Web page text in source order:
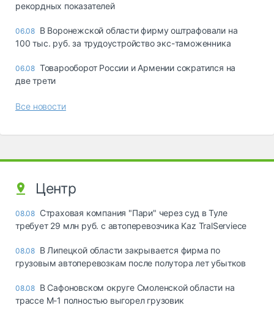
рекордных показателей
06.08 В Воронежской области фирму оштрафовали на
100 тыс. руб. за трудоустройство экс-таможенника
06.08 Товарооборот России и Армении сократился на
две трети
Все новости
Центр
08.08 Страховая компания "Пари" через суд в Туле
требует 29 млн руб. с автоперевозчика Kaz TralServiece
08.08 В Липецкой области закрывается фирма по
грузовым автоперевозкам после полутора лет убытков
08.08 В Сафоновском округе Смоленской области на
трассе М-1 полностью выгорел грузовик